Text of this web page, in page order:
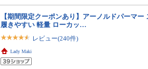
【期間限定クーポンあり】アーノルドパーマ
履きやすい 軽量 ローカッ…
レビュー(240件)
Lady Maki